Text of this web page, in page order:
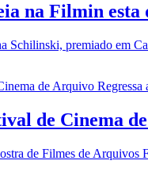
na Filmin
Schilinski, premiado em
de Cinema
de Filmes de Arquivos